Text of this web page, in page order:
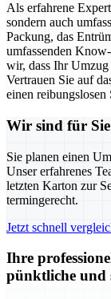
Als erfahrene
sondern auch
Packung, das
umfassenden
wir, dass Ihr Umzug
Vertrauen Sie auf
einen reibungslosen
Wir sind für
Sie planen einen
Unser erfahrenes
letzten Karton zur
termingerecht.
Jetzt schnell
Ihre
pünktliche und